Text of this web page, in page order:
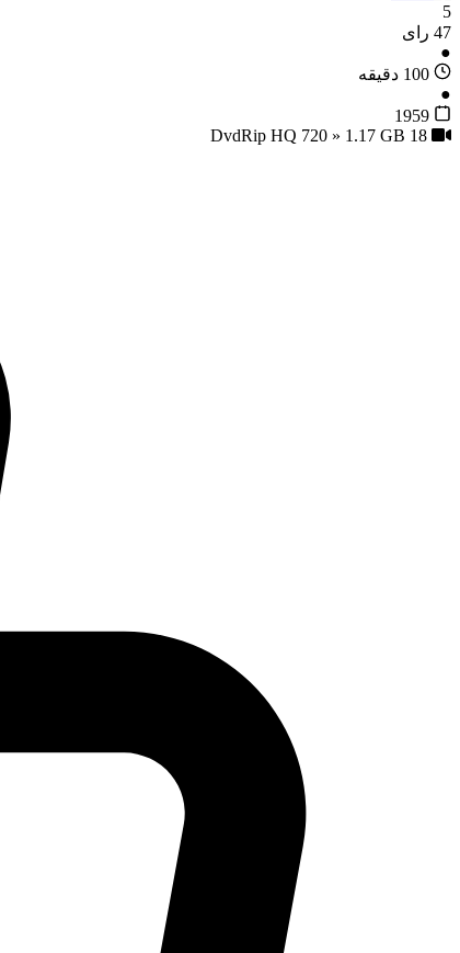
5
47 رای
●
100 دقیقه
●
1959
18